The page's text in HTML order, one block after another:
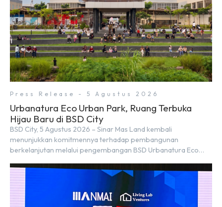
Press Release - 5 Agustus 2026
Urbanatura Eco Urban Park, Ruang Terbuka
Hijau Baru di BSD City
BSD City, 5 Agustus 2026 – Sinar Mas Land kembali
menunjukkan komitmennya terhadap pembangunan
berkelanjutan melalui pengembangan BSD Urbanatura Eco
jalur sungai sepanjang 1,5 km yang dikelilingi lanskap tropis
Pathway. Transformasi ini merupakan bagian dari upaya
perusahaan untuk […]